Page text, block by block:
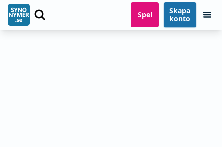
Spel
Skapa
konto